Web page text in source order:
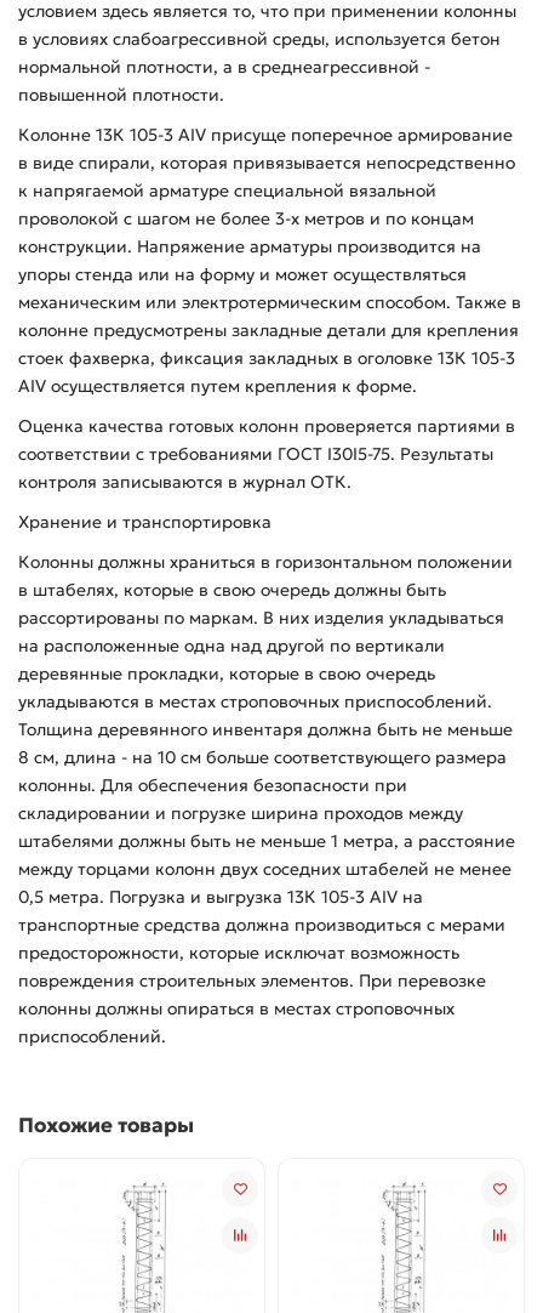
условием здесь является то, что при применении колонны
в условиях слабоагрессивной среды, используется бетон
нормальной плотности, а в среднеагрессивной -
повышенной плотности.
Колонне 13К 105-3 АIV присуще поперечное армирование
в виде спирали, которая привязывается непосредственно
к напрягаемой арматуре специальной вязальной
проволокой с шагом не более 3-х метров и по концам
конструкции. Напряжение арматуры производится на
упоры стенда или на форму и может осуществляться
механическим или электротермическим способом. Также в
колонне предусмотрены закладные детали для крепления
стоек фахверка, фиксация закладных в оголовке 13К 105-3
АIV осуществляется путем крепления к форме.
Оценка качества готовых колонн проверяется партиями в
соответствии с требованиями ГОСТ I30I5-75. Результаты
контроля записываются в журнал ОТК.
Хранение и транспортировка
Колонны должны храниться в горизонтальном положении
в штабелях, которые в свою очередь должны быть
рассортированы по маркам. В них изделия укладываться
на расположенные одна над другой по вертикали
деревянные прокладки, которые в свою очередь
укладываются в местах строповочных приспособлений.
Толщина деревянного инвентаря должна быть не меньше
8 см, длина - на 10 см больше соответствующего размера
колонны. Для обеспечения безопасности при
складировании и погрузке ширина проходов между
штабелями должны быть не меньше 1 метра, а расстояние
между торцами колонн двух соседних штабелей не менее
0,5 метра. Погрузка и выгрузка 13К 105-3 АIV на
транспортные средства должна производиться с мерами
предосторожности, которые исключат возможность
повреждения строительных элементов. При перевозке
колонны должны опираться в местах строповочных
приспособлений.
Похожие товары